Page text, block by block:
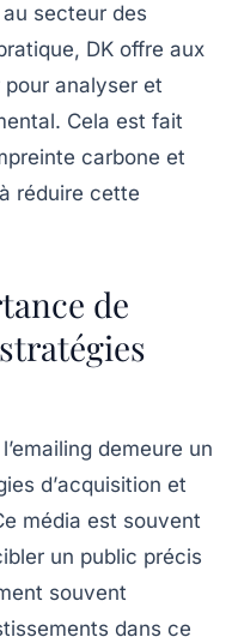
secteur des
DK offre aux
pour analyser et
Cela est fait
carbone et
réduire cette
de
demeure un
d’acquisition et
média est souvent
un public précis
souvent
dans ce